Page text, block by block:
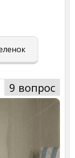
9 вопрос